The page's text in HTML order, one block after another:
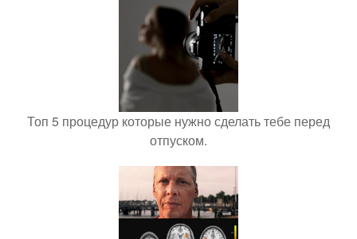
Топ 5 процедур которые нужно сделать тебе перед
отпуском.